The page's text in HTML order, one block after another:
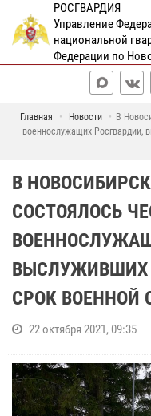
РОСГВАРДИЯ
Управление
национальной
Федерации по
Главная Новости
В
военнослужащих Росгвардии,
В
СОСТОЯЛОСЬ
ВЫСЛУЖИВШИХ
СРОК ВОЕННОЙ
22 октября 2021, 09:35